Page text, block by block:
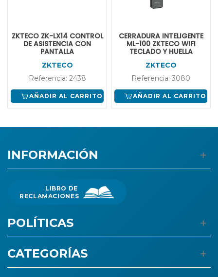
ZKTECO ZK-LX14 CONTROL
DE ASISTENCIA CON
PANTALLA
ZKTECO
Referencia: 2438
AÑADIR AL CARRITO
CERRADURA INTELIGENTE
ML-100 ZKTECO WIFI
TECLADO Y HUELLA
ZKTECO
Referencia: 3080
AÑADIR AL CARRITO
INFORMACIÓN
LIBRO DE
RECLAMACIONES
POLÍTICAS
CATEGORÍAS